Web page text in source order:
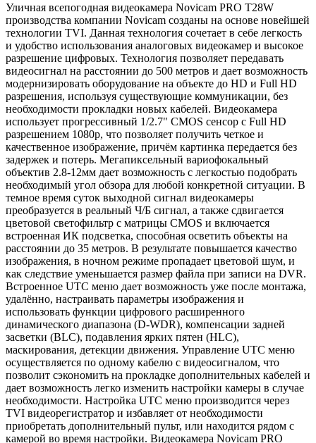
Уличная всепогодная видеокамера Novicam PRO T28W
производства компании Novicam созданы на основе новейшей
технологии TVI. Данная технология сочетает в себе легкость
и удобство использования аналоговых видеокамер и высокое
разрешение цифровых. Технология позволяет передавать
видеосигнал на расстоянии до 500 метров и дает возможность
модернизировать оборудование на объекте до HD и Full HD
разрешения, используя существующие коммуникации, без
необходимости прокладки новых кабелей. Видеокамера
использует прогрессивный 1/2.7" CMOS сенсор с Full HD
разрешением 1080p, что позволяет получить четкое и
качественное изображение, причём картинка передается без
задержек и потерь. Мегапиксельный вариофокальный
объектив 2.8-12мм дает возможность с легкостью подобрать
необходимый угол обзора для любой конкретной ситуации. В
темное время суток выходной сигнал видеокамеры
преобразуется в реальный Ч/Б сигнал, а также сдвигается
цветовой светофильтр с матрицы CMOS и включается
встроенная ИК подсветка, способная осветить объекты на
расстоянии до 35 метров. В результате повышается качество
изображения, в ночном режиме пропадает цветовой шум, и
как следствие уменьшается размер файла при записи на DVR.
Встроенное UTC меню дает возможность уже после монтажа,
удалённо, настраивать параметры изображения и
использовать функции цифрового расширенного
динамического диапазона (D-WDR), компенсации задней
засветки (BLC), подавления ярких пятен (HLC),
маскирования, детекции движения. Управление UTC меню
осуществляется по одному кабелю с видеосигналом, что
позволит сэкономить на прокладке дополнительных кабелей и
дает возможность легко изменить настройки камеры в случае
необходимости. Настройка UTC меню производится через
TVI видеорегистратор и избавляет от необходимости
приобретать дополнительный пульт, или находится рядом с
камерой во время настройки. Видеокамера Novicam PRO